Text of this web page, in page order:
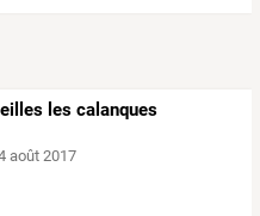
les calanques
août 2017